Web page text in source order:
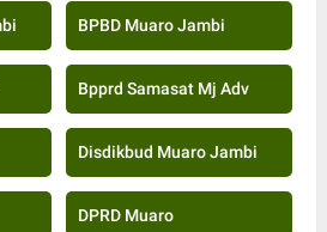
BPBD Muaro Jambi
Bpprd Samasat Mj Adv
Disdikbud Muaro Jambi
DPRD Muaro